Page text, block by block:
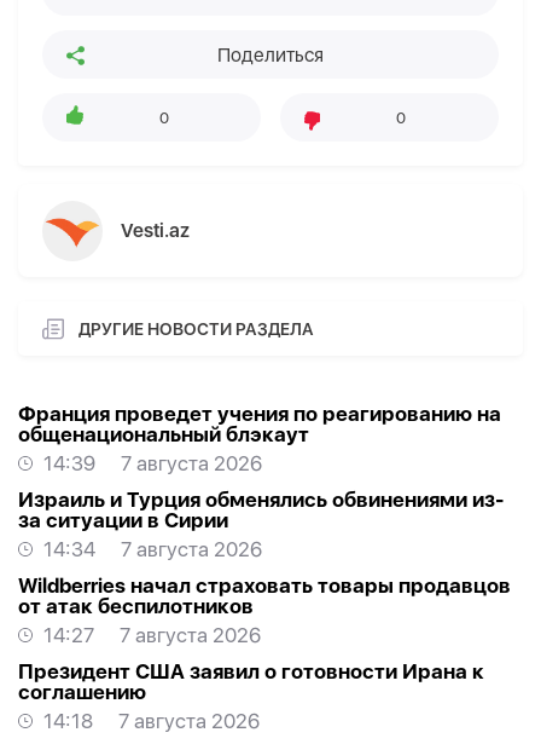
Поделиться
0 0
Vesti.az
ДРУГИЕ НОВОСТИ РАЗДЕЛА
Франция проведет учения по реагированию на
общенациональный блэкаут
14:39
7 августа 2026
Израиль и Турция обменялись обвинениями из-
за ситуации в Сирии
14:34
7 августа 2026
Wildberries начал страховать товары продавцов
от атак беспилотников
14:27
7 августа 2026
Президент США заявил о готовности Ирана к
соглашению
14:18
7 августа 2026